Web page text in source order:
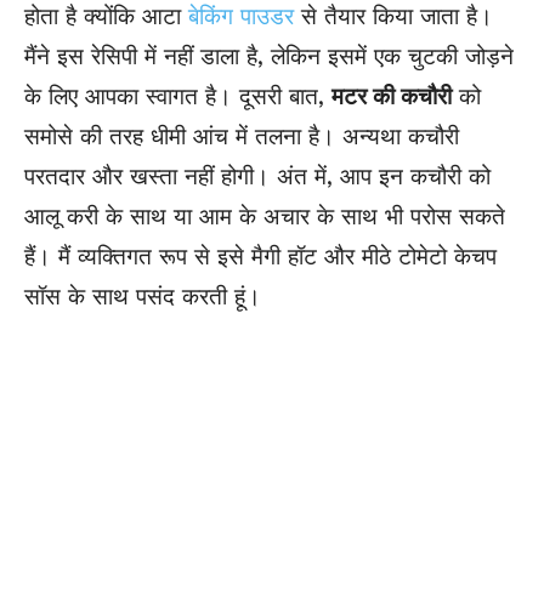
होता है क्योंकि आटाबेकिंग पाउडरसे तैयार किया जाता है।
मैंने इस रेसिपी में नहीं डाला है, लेकिन इसमें एक चुटकी जोड़ने
के लिए आपका स्वागत है। दूसरी बात,मटर की कचौरीको
समोसे की तरह धीमी आंच में तलना है। अन्यथा कचौरी
परतदार और खस्ता नहीं होगी। अंत में, आप इन कचौरी को
आलू करी के साथ या आम के अचार के साथ भी परोस सकते
हैं। मैं व्यक्तिगत रूप से इसे मैगी हॉट और मीठे टोमेटो केचप
सॉस के साथ पसंद करती हूं।